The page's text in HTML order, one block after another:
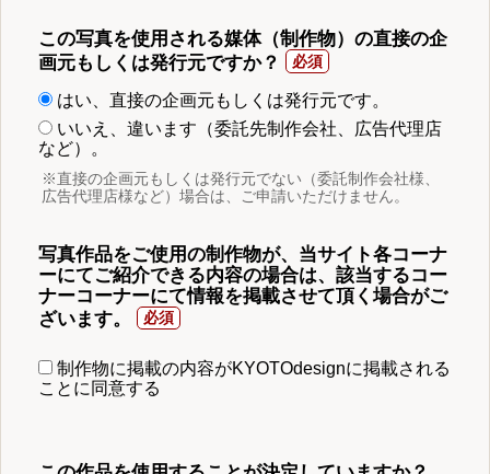
この写真を使用される媒体（制作物）の直接の企
画元もしくは発行元ですか？
はい、直接の企画元もしくは発行元です。
いいえ、違います（委託先制作会社、広告代理店
など）。
※直接の企画元もしくは発行元でない（委託制作会社様、
広告代理店様など）場合は、ご申請いただけません。
写真作品をご使用の制作物が、当サイト各コーナ
ーにてご紹介できる内容の場合は、該当するコー
ナーコーナーにて情報を掲載させて頂く場合がご
ざいます。
制作物に掲載の内容がKYOTOdesignに掲載される
ことに同意する